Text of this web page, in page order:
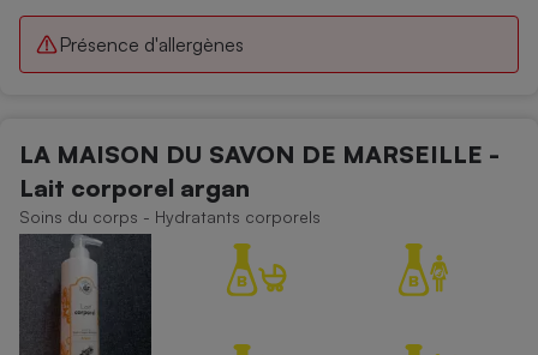
Présence d'allergènes
LA MAISON DU SAVON DE MARSEILLE -
Lait corporel argan
Soins du corps - Hydratants corporels